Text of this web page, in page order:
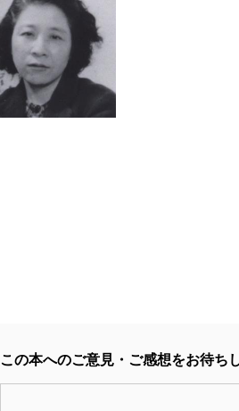
この本へのご意見・ご感想をお待ち